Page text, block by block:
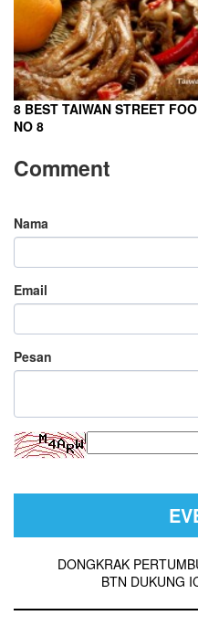
8 BEST TAIWAN STREET
NO 8
Comment
Nama
Email
Pesan
DONGKRAK
BTN DUKUNG